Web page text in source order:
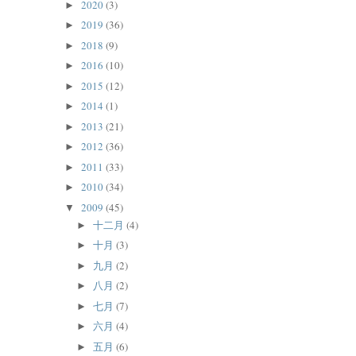
► 2020(3)
► 2019 (36)
► 2018 (9)
► 2016 (10)
► 2015 (12)
► 2014 (1)
► 2013 (21)
► 2012 (36)
► 2011 (33)
► 2010(34)
▼ 2009 (45)
►十二月(4)
►十月(3)
► 九月(2)
► 八月(2)
►七月(7)
► 六月(4)
►五月(6)